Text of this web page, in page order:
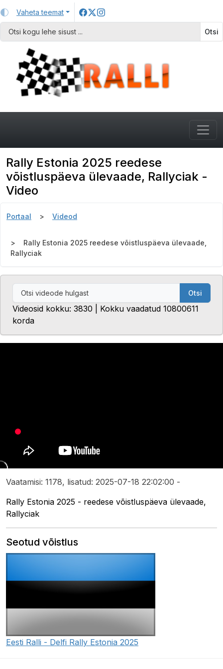
Vaheta teemat
Otsi
Rally Estonia 2025 reedese
võistluspäeva ülevaade, Rallyciak -
Video
Portaal Videod
Rally Estonia 2025 reedese võistluspäeva ülevaade,
Rallyciak
Otsi
Videosid kokku: 3830 | Kokku vaadatud 10800611
korda
Vaatamisi: 1178, lisatud: 2025-07-18 22:02:00 -
Rally Estonia 2025 - reedese võistluspäeva ülevaade,
Rallyciak
Seotud võistlus
Eesti Ralli - Delfi Rally Estonia 2025